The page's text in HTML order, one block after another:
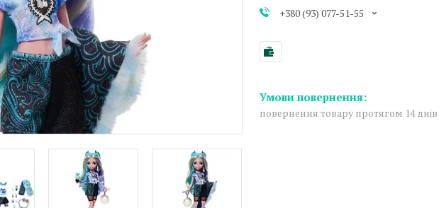
+380 (93) 077-51-55
повернення товару протягом 14 днів